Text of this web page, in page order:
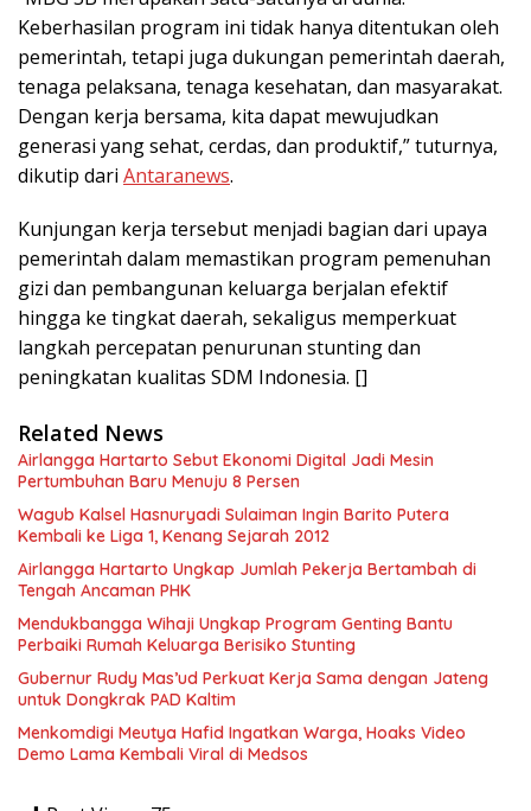
Keberhasilan program ini tidak hanya ditentukan oleh
pemerintah, tetapi juga dukungan pemerintah daerah,
tenaga pelaksana, tenaga kesehatan, dan masyarakat.
Dengan kerja bersama, kita dapat mewujudkan
generasi yang sehat, cerdas, dan produktif,” tuturnya,
dikutip dari Antaranews.
Kunjungan kerja tersebut menjadi bagian dari upaya
pemerintah dalam memastikan program pemenuhan
gizi dan pembangunan keluarga berjalan efektif
hingga ke tingkat daerah, sekaligus memperkuat
langkah percepatan penurunan stunting dan
peningkatan kualitas SDM Indonesia. []
Related News
Airlangga Hartarto Sebut Ekonomi Digital Jadi Mesin
Pertumbuhan Baru Menuju 8 Persen
Wagub Kalsel Hasnuryadi Sulaiman Ingin Barito Putera
Kembali ke Liga 1, Kenang Sejarah 2012
Airlangga Hartarto Ungkap Jumlah Pekerja Bertambah di
Tengah Ancaman PHK
Mendukbangga Wihaji Ungkap Program Genting Bantu
Perbaiki Rumah Keluarga Berisiko Stunting
Gubernur Rudy Mas’ud Perkuat Kerja Sama dengan Jateng
untuk Dongkrak PAD Kaltim
Menkomdigi Meutya Hafid Ingatkan Warga, Hoaks Video
Demo Lama Kembali Viral di Medsos